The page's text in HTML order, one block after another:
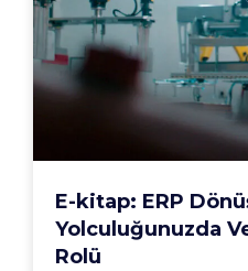
E-kitap: ERP
Yolculuğunuzda
Rolü